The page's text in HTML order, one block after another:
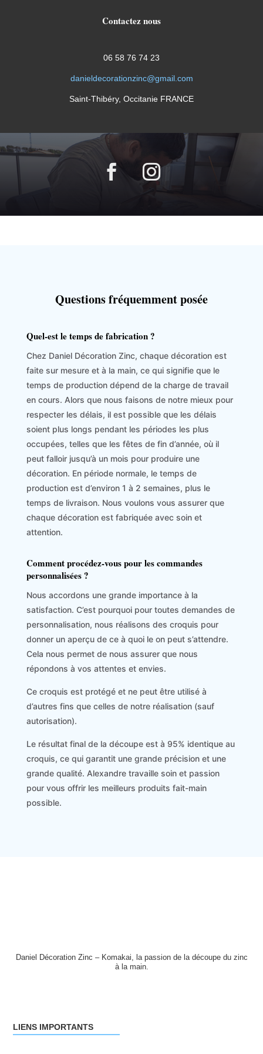
Contactez nous
06 58 76 74 23
danieldecorationzinc@gmail.com
Saint-Thibéry, Occitanie FRANCE
Questions fréquemment posée
Quel-est le temps de fabrication ?
Chez Daniel Décoration Zinc, chaque décoration est
faite sur mesure et à la main, ce qui signifie que le
temps de production dépend de la charge de travail
en cours. Alors que nous faisons de notre mieux pour
respecter les délais, il est possible que les délais
soient plus longs pendant les périodes les plus
occupées, telles que les fêtes de fin d’année, où il
peut falloir jusqu’à un mois pour produire une
décoration. En période normale, le temps de
production est d’environ 1 à 2 semaines, plus le
temps de livraison. Nous voulons vous assurer que
chaque décoration est fabriquée avec soin et
attention.
Comment procédez-vous pour les commandes
personnalisées ?
Nous accordons une grande importance à la
satisfaction. C’est pourquoi pour toutes demandes de
personnalisation, nous réalisons des croquis pour
donner un aperçu de ce à quoi le on peut s’attendre.
Cela nous permet de nous assurer que nous
répondons à vos attentes et envies.
Ce croquis est protégé et ne peut être utilisé à
d’autres fins que celles de notre réalisation (sauf
autorisation).
Le résultat final de la découpe est à 95% identique au
croquis, ce qui garantit une grande précision et une
grande qualité. Alexandre travaille soin et passion
pour vous offrir les meilleurs produits fait-main
possible.
Daniel Décoration Zinc – Komakai, la passion de la découpe du zinc
à la main.
LIENS IMPORTANTS